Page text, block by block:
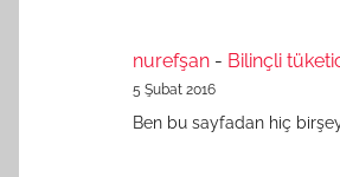
nurefşan - Bilinçli
5 Şubat 2016
Ben bu sayfadan hiç